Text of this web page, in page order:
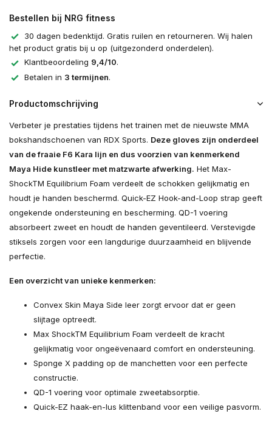
Bestellen bij NRG fitness
30 dagen bedenktijd. Gratis ruilen en retourneren. Wij halen
het product gratis bij u op (uitgezonderd onderdelen).
Klantbeoordeling 9,4/10.
Betalen in 3 termijnen.
Productomschrijving
Verbeter je prestaties tijdens het trainen met de nieuwste MMA
bokshandschoenen van RDX Sports. Deze gloves zijn onderdeel
van de fraaie F6 Kara lijn en dus voorzien van kenmerkend
Maya Hide kunstleer met matzwarte afwerking. Het Max-
ShockTM Equilibrium Foam verdeelt de schokken gelijkmatig en
houdt je handen beschermd. Quick-EZ Hook-and-Loop strap geeft
ongekende ondersteuning en bescherming. QD-1 voering
absorbeert zweet en houdt de handen geventileerd. Verstevigde
stiksels zorgen voor een langdurige duurzaamheid en blijvende
perfectie.
Een overzicht van unieke kenmerken:
Convex Skin Maya Side leer zorgt ervoor dat er geen
slijtage optreedt.
Max ShockTM Equilibrium Foam verdeelt de kracht
gelijkmatig voor ongeëvenaard comfort en ondersteuning.
Sponge X padding op de manchetten voor een perfecte
constructie.
QD-1 voering voor optimale zweetabsorptie.
Quick-EZ haak-en-lus klittenband voor een veilige pasvorm.